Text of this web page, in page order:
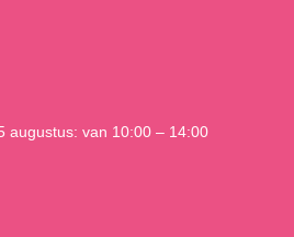
augustus: van 10:00 – 14:00